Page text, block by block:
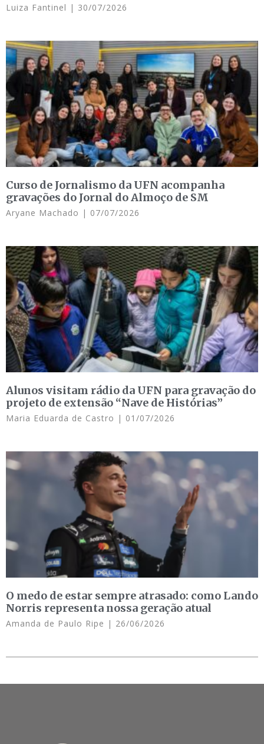
Luiza Fantinel 30/07/2026
Curso de Jornalismo da UFN acompanha
gravações do Jornal do Almoço de SM
Aryane Machado 07/07/2026
Alunos visitam rádio da UFN para gravação do
projeto de extensão “Nave de Histórias”
Maria Eduarda de Castro 01/07/2026
O medo de estar sempre atrasado: como Lando
Norris representa nossa geração atual
Amanda de Paulo Ripe 26/06/2026